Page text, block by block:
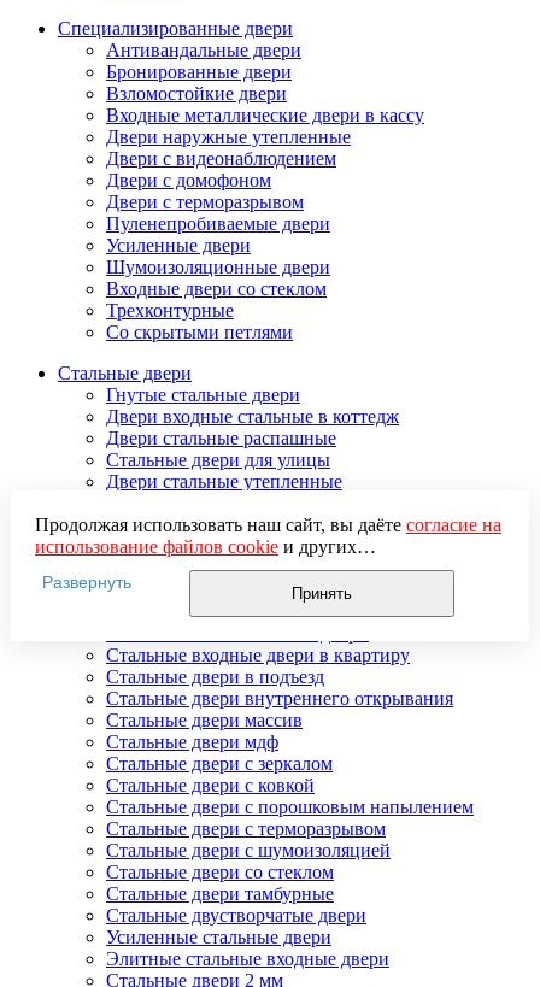
Специализированные двери
Антивандальные двери
Бронированные двери
Взломостойкие двери
Входные металлические двери в кассу
Двери наружные утепленные
Двери с видеонаблюдением
Двери с домофоном
Двери с терморазрывом
Пуленепробиваемые двери
Усиленные двери
Шумоизоляционные двери
Входные двери со стеклом
Трехконтурные
Со скрытыми петлями
Стальные двери
Гнутые стальные двери
Двери входные стальные в коттедж
Двери стальные распашные
Стальные двери для улицы
Двери стальные утепленные
Наружные стальные двери
Недорогие стальные двери
Распродажа стальных дверей
Стальная дверь в дом
Стальная дверь на дачу
Стальные входные двери в квартиру
Стальные двери в подъезд
Стальные двери внутреннего открывания
Стальные двери массив
Стальные двери мдф
Стальные двери с зеркалом
Стальные двери с ковкой
Стальные двери с порошковым напылением
Стальные двери с терморазрывом
Стальные двери с шумоизоляцией
Стальные двери со стеклом
Стальные двери тамбурные
Стальные двустворчатые двери
Усиленные стальные двери
Элитные стальные входные двери
Стальные двери 2 мм
Продолжая использовать наш сайт, вы даёте согласие на
использование файлов cookieи других
пользовательских данных (включая IP-адрес, сведения о
местоположении, устройстве, действиях на сайте и т. п.)
для функционирования сайта, проведения
использования систем аналитики (например,
Яндекс.Метрика), в соответствии с нашей
обработки персональных данных.
Если вы не хотите, чтобы ваши данные обрабатывались,
настройте ограничения в браузере или покиньте сайт.
Развернуть
Принять